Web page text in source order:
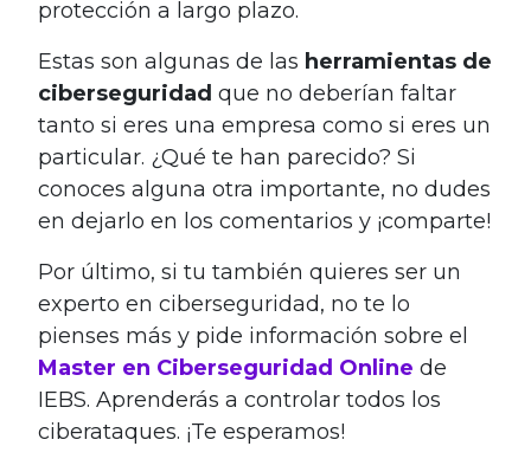
protección a largo plazo.
Estas son algunas de las herramientas de
ciberseguridad que no deberían faltar
tanto si eres una empresa como si eres un
particular. ¿Qué te han parecido? Si
conoces alguna otra importante, no dudes
en dejarlo en los comentarios y ¡comparte!
Por último, si tu también quieres ser un
experto en ciberseguridad, no te lo
pienses más y pide información sobre el
Master en Ciberseguridad Online de
IEBS. Aprenderás a controlar todos los
ciberataques. ¡Te esperamos!